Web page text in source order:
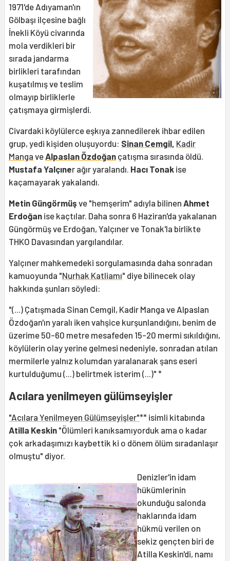
1971'de Adıyaman'ın
Gölbaşı ilçesine bağlı
İnekli Köyü civarında
mola verdikleri bir
sırada jandarma
birlikleri tarafından
kuşatılmış ve teslim
olmayıp birliklerle
çatışmaya girmişlerdi.
Civardaki köylülerce eşkıya zannedilerek ihbar edilen
grup, yedi kişiden oluşuyordu: Sinan Cemgil, Kadir
Manga veAlpaslan Özdoğan çatışma sırasında öldü.
Mustafa Yalçıner ağır yaralandı. Hacı Tonak ise
kaçamayarak yakalandı.
Metin Güngörmüş ve "hemşerim" adıyla bilinen Ahmet
Erdoğan ise kaçtılar. Daha sonra 6 Haziran'da yakalanan
Güngörmüş ve Erdoğan, Yalçıner ve Tonak'la birlikte
THKO Davasından yargılandılar.
Yalçıner mahkemedeki sorgulamasında daha sonradan
kamuoyunda "Nurhak Katliamı" diye bilinecek olay
hakkında şunları söyledi:
"(...) Çatışmada Sinan Cemgil, Kadir Manga ve Alpaslan
Özdoğan'ın yaralı iken vahşice kurşunlandığını, benim de
üzerime 50-60 metre mesafeden 15-20 mermi sıkıldığını,
köylülerin olay yerine gelmesi nedeniyle, sonradan atılan
mermilerle yalnız kolumdan yaralanarak şans eseri
kurtulduğumu (...) belirtmek isterim (...)" *
Acılara yenilmeyen gülümseyişler
"Acılara Yenilmeyen Gülümseyişler"** isimli kitabında
Atilla Keskin "Ölümleri kanıksamıyorduk ama o kadar
çok arkadaşımızı kaybettik ki o dönem ölüm sıradanlaşır
olmuştu" diyor.
Denizler'in idam
hükümlerinin
okunduğu salonda
haklarında idam
hükmü verilen on
sekiz gençten biri de
Atilla Keskin'di, namı